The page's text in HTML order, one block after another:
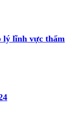
lý lĩnh vực thẩm